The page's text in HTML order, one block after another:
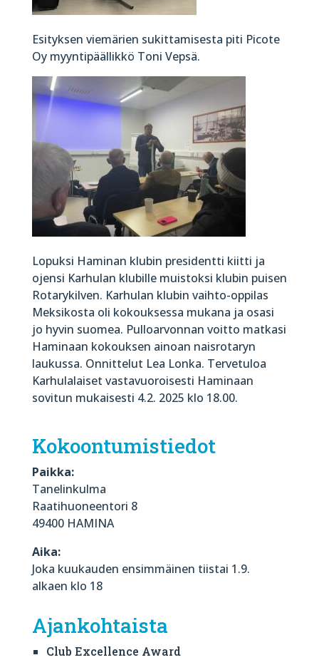
Esityksen viemärien sukittamisesta piti Picote
Oy myyntipäällikkö Toni Vepsä.
Lopuksi Haminan klubin presidentti kiitti ja
ojensi Karhulan klubille muistoksi klubin puisen
Rotarykilven. Karhulan klubin vaihto-oppilas
Meksikosta oli kokouksessa mukana ja osasi
jo hyvin suomea. Pulloarvonnan voitto matkasi
Haminaan kokouksen ainoan naisrotaryn
laukussa. Onnittelut Lea Lonka. Tervetuloa
Karhulalaiset vastavuoroisesti Haminaan
sovitun mukaisesti 4.2. 2025 klo 18.00.
Kokoontumistiedot
Paikka:
Tanelinkulma
Raatihuoneentori 8
49400 HAMINA
Aika:
Joka kuukauden ensimmäinen tiistai 1.9.
alkaen klo 18
Ajankohtaista
Club Excellence Award